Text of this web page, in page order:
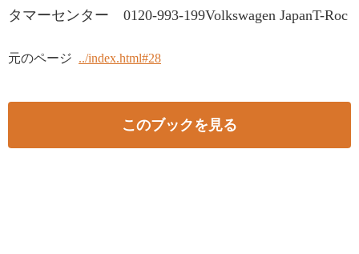
タマーセンター 0120‐993‐199Volkswagen JapanT-Roc
元のページ ../index.html#28
このブックを見る